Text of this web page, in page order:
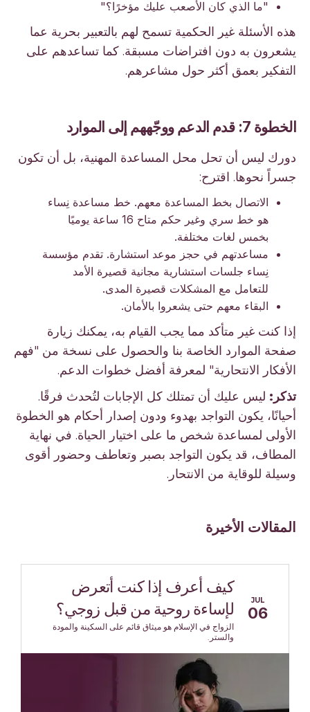
"ما الذي كان الأصعب عليك مؤخرًا؟"
هذه الأسئلة غير الحكمية تسمح لهم بالتعبير بحرية عما
يشعرون به دون افتراضات مسبقة. كما تساعدهم على
التفكير بعمق أكثر حول مشاعرهم.
الخطوة 7: قدم الدعم ووجّههم إلى الموارد
دورك ليس أن تحل محل المساعدة المهنية، بل أن تكون
جسراً نحوها. اقترح:
الاتصال بخط المساعدة معهم. خط مساعدة نِساء
هو خط سري وغير حكم متاح 16 ساعة يوميًا
بخمس لغات مختلفة.
مساعدتهم في حجز موعد استشارة. تقدم مؤسسة
نِساء جلسات استشارية مجانية قصيرة الأمد
للتعامل مع المشكلات قصيرة المدى.
البقاء معهم حتى يشعروا بالأمان.
إذا كنت غير متأكد مما يجب القيام به، يمكنك زيارة
صفحة الموارد الخاصة بنا والحصول على نسخة من "فهم
الأفكار الانتحارية" لمعرفة أفضل خطوات الدعم.
تذكر:ليس عليك أن تمتلك كل الإجابات لتُحدث فرقًا.
أحيانًا، يكون التواجد بهدوء ودون إصدار أحكام هو الخطوة
الأولى لمساعدة شخص ما على اختيار الحياة. في نهاية
المطاف، قد يكون التواجد بصبر وتعاطف وحضور أقوى
وسيلة للوقاية من الانتحار.
المقالات الأخيرة
06
كيف أعرف إذا كنت أتعرض
لإساءة روحية من قبل زوجي؟
الزواج في الإسلام هو ميثاق قائم على السكينة والمودة
والستر.